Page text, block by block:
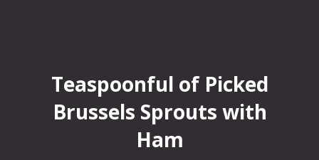
Teaspoonful of Picked
Brussels Sprouts with
Ham